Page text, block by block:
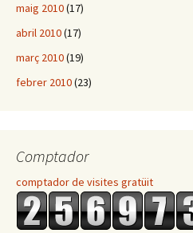
maig 2010(17)
abril 2010(17)
març 2010(19)
febrer 2010(23)
Comptador
comptador de visites gratüit